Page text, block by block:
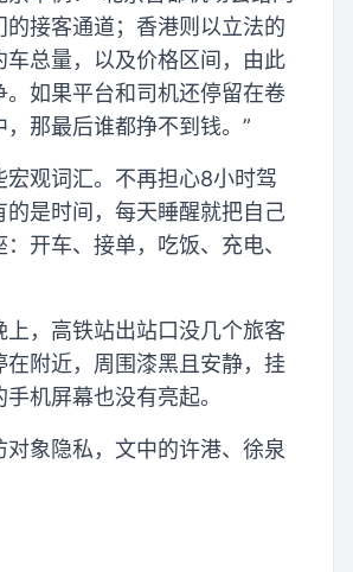
的接客通道；香港则以立法的
车总量，以及价格区间，由此
。如果平台和司机还停留在卷
那最后谁都挣不到钱。”
宏观词汇。不再担心8小时驾
的是时间，每天睡醒就把自己
开车、接单，吃饭、充电、
上，高铁站出站口没几个旅客
在附近，周围漆黑且安静，挂
机屏幕也没有亮起。
对象隐私，文中的许港、徐泉